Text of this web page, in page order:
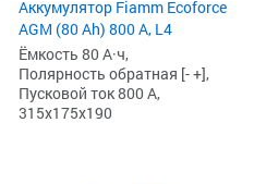
Аккумулятор Fiamm Ecoforce
AGM (80 Ah) 800 А, L4
Ёмкость 80 А·ч,
Полярность обратная [- +],
Пусковой ток 800 А,
315x175x190